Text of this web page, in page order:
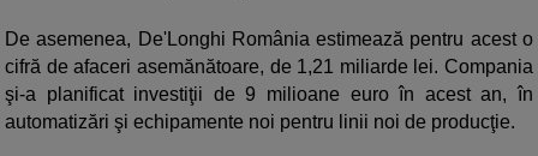
De asemenea, De'Longhi România estimează pentru acest o
cifră de afaceri asemănătoare, de 1,21 miliarde lei. Compania
şi-a planificat investiţii de 9 milioane euro în acest an, în
automatizări şi echipamente noi pentru linii noi de producţie.